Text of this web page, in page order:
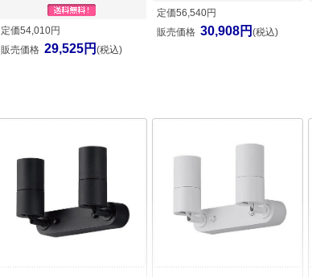
定価54,010円
販売価格 29,525円 (税込)
定価56,540円
販売価格 30,908円 (税込)